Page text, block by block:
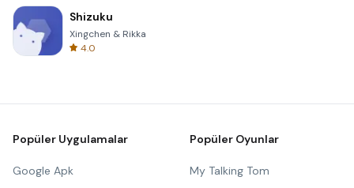
Shizuku
Xingchen & Rikka
4.0
Popüler Uygulamalar
Google Apk
Popüler Oyunlar
My Talking Tom